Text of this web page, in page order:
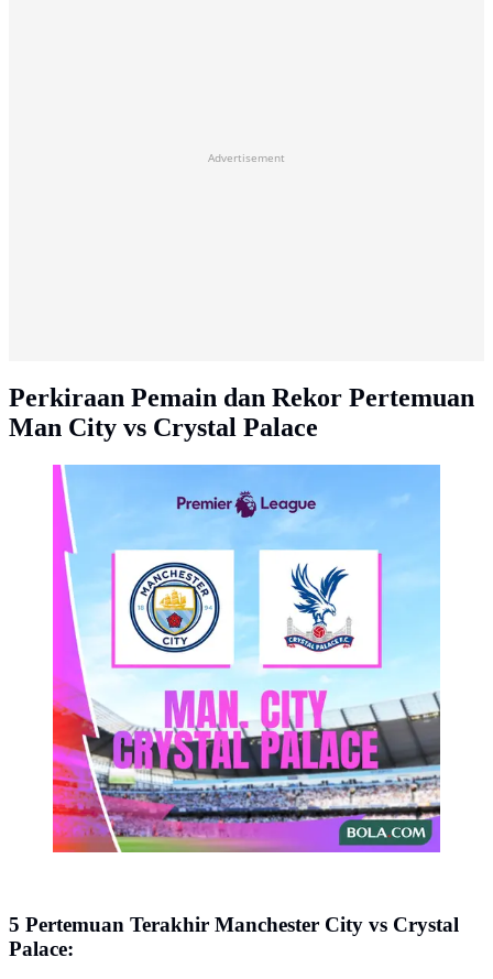
Advertisement
Perkiraan Pemain dan Rekor Pertemuan
Man City vs Crystal Palace
Liga Inggris - Man City Vs Crystal Palace
(Bola.com/Adreanus Titus)
5 Pertemuan Terakhir Manchester City vs Crystal
Palace: